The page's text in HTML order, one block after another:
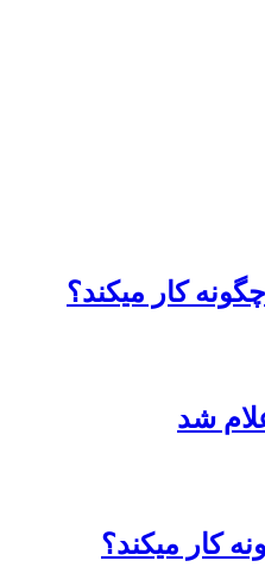
کار میکند؟
شد
کار میکند؟